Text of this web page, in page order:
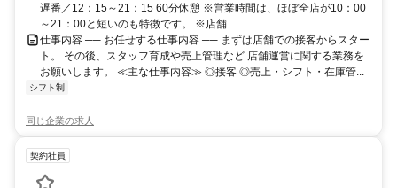
遅番／12：15～21：15 60分休憩 ※営業時間は、ほぼ全店が10：00
～21：00と短いのも特徴です。 ※店舗...
仕事内容 ── お任せする仕事内容 ── まずは店舗での接客からスター
ト。 その後、スタッフ育成や売上管理など 店舗運営に関する業務を
お願いします。 ≪主な仕事内容≫ ◎接客 ◎売上・シフト・在庫管...
シフト制
同じ企業の求人
契約社員